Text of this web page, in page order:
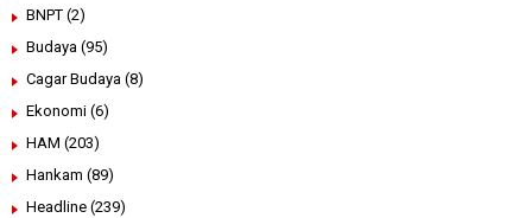
BNPT (2)
Budaya (95)
Cagar Budaya (8)
Ekonomi (6)
HAM (203)
Hankam (89)
Headline (239)